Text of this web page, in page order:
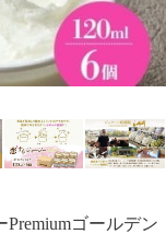
ゴールデン